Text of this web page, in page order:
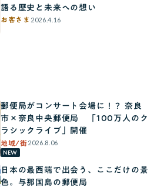
語る歴史と未来への想い
お客さま 2026.4.16
郵便局がコンサート会場に！？ 奈良
市×奈良中央郵便局 「100万人のク
ラシックライブ」開催
地域/街2026.8.06
NEW
日本の最西端で出会う、ここだけの景
色。与那国島の郵便局